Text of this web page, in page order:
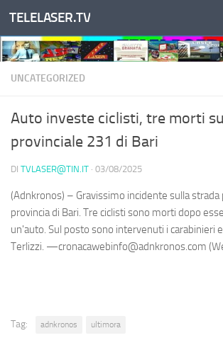
Salta al contenuto
TELELASER.TV
UNCATEGORIZED
Auto investe ciclisti, tre morti
provinciale 231 di Bari
DI TVLASER@TIN.IT · 03/08/2025
(Adnkronos) – Gravissimo incidente sulla strada
provincia di Bari. Tre ciclisti sono morti dopo
un'auto. Sul posto sono intervenuti i carabinieri
Terlizzi. —cronacawebinfo@adnkronos.com
Tag: adnkronos ultimora